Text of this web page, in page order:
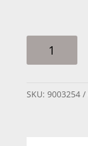
HOMBRE
MOD8006
SKU: 9003254